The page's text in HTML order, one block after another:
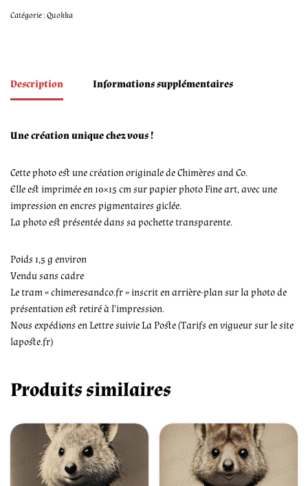
Catégorie :Quokka
Description Informations supplémentaires
Une création unique chez vous !
Cette photo est une création originale de Chimères and Co.
Elle est imprimée en 10×15 cm sur papier photo Fine art, avec une
impression en encres pigmentaires giclée.
La photo est présentée dans sa pochette transparente.
Poids 1,5 g environ
Vendu sans cadre
Le tram « chimeresandco.fr » inscrit en arrière-plan sur la photo de
présentation est retiré à l’impression.
Nous expédions en Lettre suivie La Poste (Tarifs en vigueur sur le site
laposte.fr)
Produits similaires